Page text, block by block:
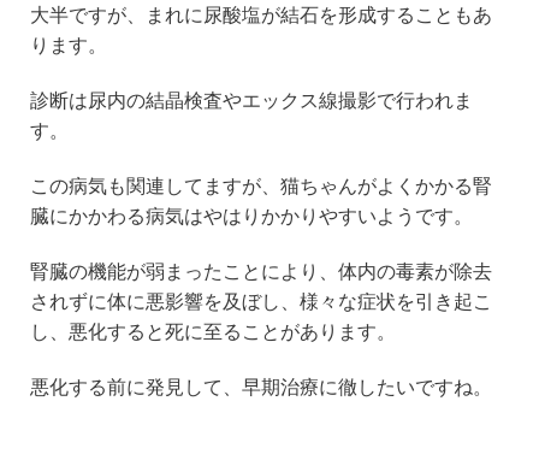
大半ですが、まれに尿酸塩が結石を形成することもあ
ります。
診断は尿内の結晶検査やエックス線撮影で行われま
す。
この病気も関連してますが、猫ちゃんがよくかかる腎
臓にかかわる病気はやはりかかりやすいようです。
腎臓の機能が弱まったことにより、体内の毒素が除去
されずに体に悪影響を及ぼし、様々な症状を引き起こ
し、悪化すると死に至ることがあります。
悪化する前に発見して、早期治療に徹したいですね。